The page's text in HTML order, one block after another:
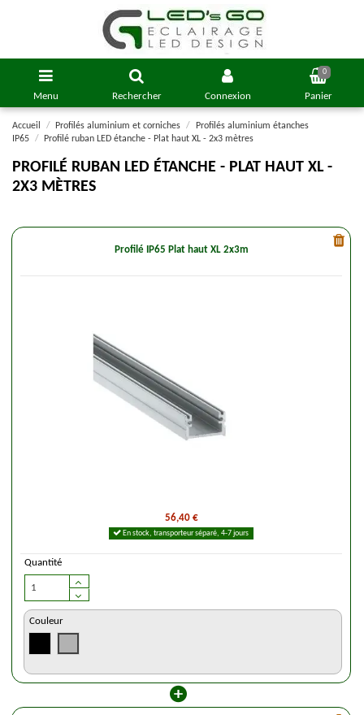
Menu Rechercher Connexion
0
Panier
Accueil Profilés aluminium et corniches
Profilés aluminium étanches
IP65
Profilé ruban LED étanche - Plat haut XL - 2x3 mètres
PROFILÉ RUBAN LED ÉTANCHE - PLAT HAUT XL -
2X3 MÈTRES
Profilé IP65 Plat haut XL 2x3m
56,40 €
En stock, transporteur séparé, 4-7 jours
Quantité
Couleur